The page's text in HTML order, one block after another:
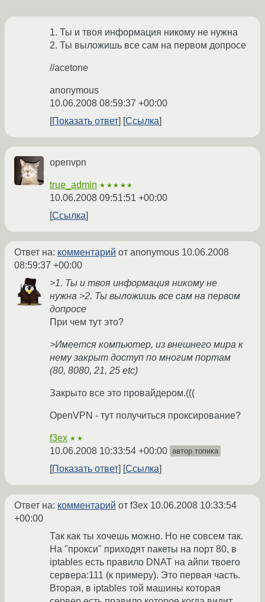
1. Ты и твоя информация никому не нужна
2. Ты выложишь все сам на первом допросе
//acetone
anonymous
10.06.2008 08:59:37 +00:00
Показать ответ
Ссылка
openvpn
true_admin ★★★★★
10.06.2008 09:51:51 +00:00
Ссылка
Ответ на: комментарий от anonymous 10.06.2008
08:59:37 +00:00
>1. Ты и твоя информация никому не
нужна >2. Ты выложишь все сам на первом
допросе
При чем тут это?
>Имеется компьютер, из внешнего мира к
нему закрыт доступ по многим портам
(80, 8080, 21, 25 etc)
Закрыто все это провайдером.(((
OpenVPN - тут получиться проксирование?
f3ex ★★
10.06.2008 10:33:54 +00:00 автор топика
Показать ответ Ссылка
Ответ на: комментарий от f3ex 10.06.2008 10:33:54
+00:00
Так как ты хочешь можно. Но не совсем так.
На "прокси" приходят пакеты на порт 80, в
iptables есть правило DNAT на айпи твоего
сервера:111 (к примеру). Это первая часть.
Вторая, в iptables той машины которая